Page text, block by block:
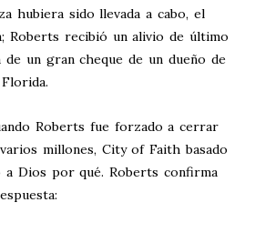
hubiera sido llevada a cabo, el
Roberts recibió un alivio de último
un gran cheque de un dueño de
Roberts fue forzado a cerrar
millones, City of Faith basado
Dios por qué. Roberts confirma